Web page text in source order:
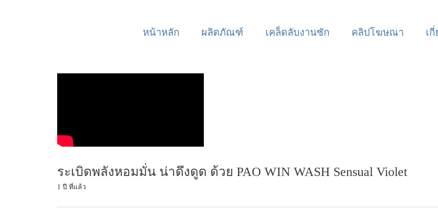
หน้าหลัก ผลิตภัณฑ์ เคล็ดลับงานซัก คลิปโฆษณา เ
ระเบิดพลังหอมมั่น น่าดึงดูด ด้วย PAO WIN WASH Sensual Violet
1 ปี ที่แล้ว